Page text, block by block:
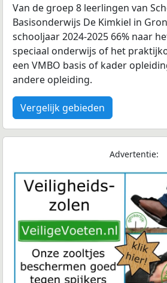
Van de groep 8 leerlingen van
Basisonderwijs De Kimkiel in
schooljaar 2024-2025 66% naar
speciaal onderwijs of het
een VMBO basis of kader
andere opleiding.
Vergelijk gebieden
Advertentie: